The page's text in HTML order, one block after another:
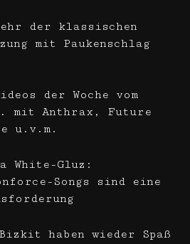
der klassischen
mit Paukenschlag
der Woche vom
mit Anthrax, Future
u.v.m.
White-Gluz:
Songs sind eine
haben wieder Spaß